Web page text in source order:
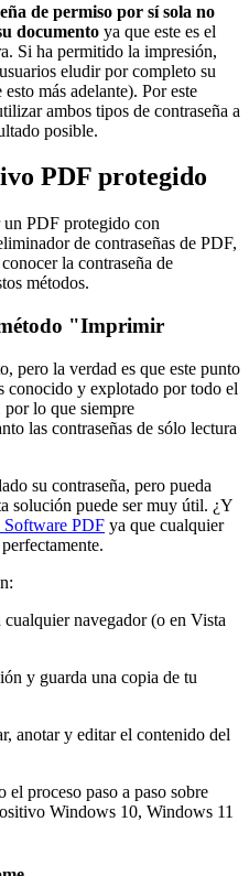
de permiso por sí sola no
documento ya que este es el
Si ha permitido la impresión,
eludir por completo su
más adelante). Por este
ambos tipos de contraseña a
posible.
PDF protegido
un PDF protegido con
de contraseñas de PDF,
la contraseña de
métodos.
"Imprimir
pero la verdad es que este punto
conocido y explotado por todo el
por lo que siempre
las contraseñas de sólo lectura
su contraseña, pero pueda
solución puede ser muy útil. ¿Y
Software PDF ya que cualquier
navegador (o en Vista
y guarda una copia de tu
anotar y editar el contenido del
proceso paso a paso sobre
Windows 10, Windows 11